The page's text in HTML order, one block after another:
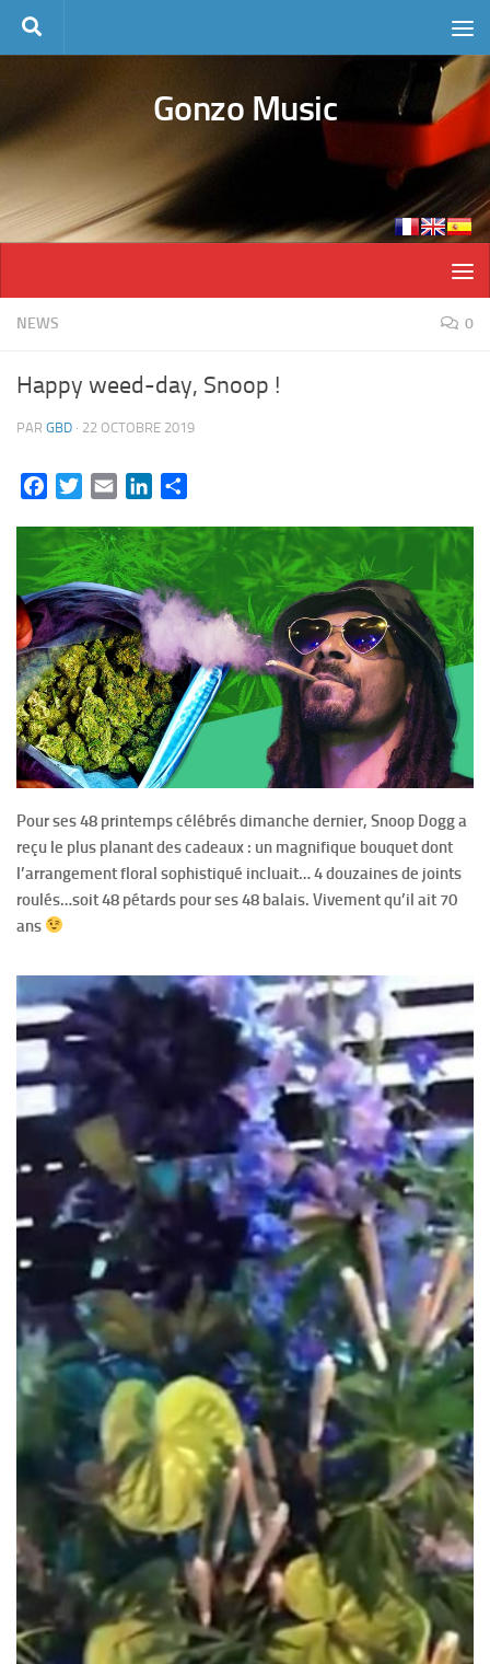
Skip to content
Gonzo Music
NEWS 0
Happy weed-day, Snoop !
PAR GBD · 22 OCTOBRE 2019
FacebookTwitterEmail LinkedIn
Pour ses 48 printemps célébrés dimanche dernier, Snoop Dogg a
reçu le plus planant des cadeaux : un magnifique bouquet dont
l’arrangement floral sophistiqué incluait… 4 douzaines de joints
roulés…soit 48 pétards pour ses 48 balais. Vivement qu’il ait 70
ans